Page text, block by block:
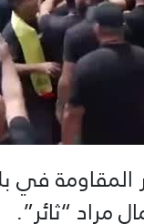
في
“ثائر”.